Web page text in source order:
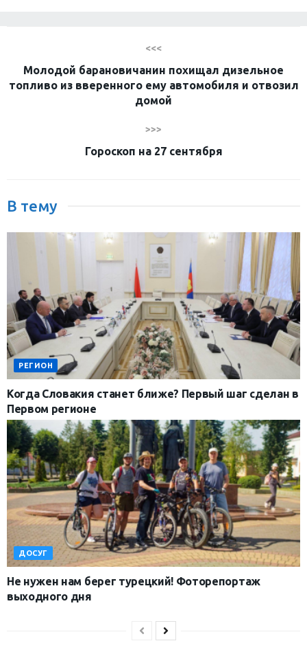
<<<
Молодой барановичанин похищал дизельное
топливо из вверенного ему автомобиля и отвозил
домой
>>>
Гороскоп на 27 сентября
В тему
РЕГИОН
Когда Словакия станет ближе? Первый шаг сделан в
Первом регионе
ДОСУГ
Не нужен нам берег турецкий! Фоторепортаж
выходного дня